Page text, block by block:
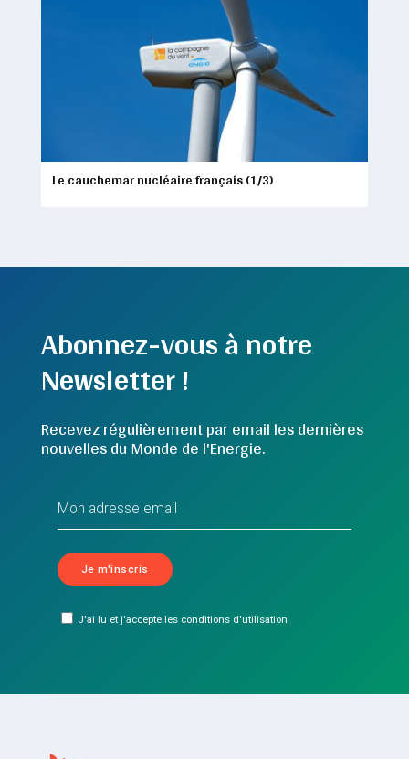
Le cauchemar nucléaire français (1/3)
Abonnez-vous à notre
Newsletter !
Recevez régulièrement par email les dernières
nouvelles du Monde de l'Energie.
J'ai lu et j'accepte les conditions d'utilisation